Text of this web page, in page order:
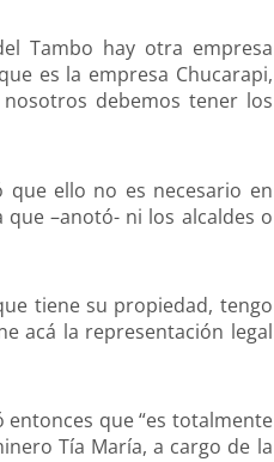
Tambo hay otra empresa
es la empresa Chucarapi,
debemos tener los
que ello no es necesario en
–anotó- ni los alcaldes o
tiene su propiedad, tengo
acá la representación legal
entonces que “es totalmente
Tía María, a cargo de la